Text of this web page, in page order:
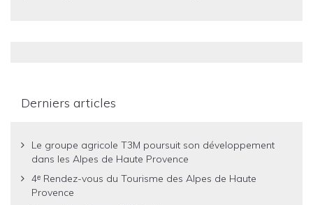
Derniers articles
Le groupe agricole T3M poursuit son développement
dans les Alpes de Haute Provence
4ᵉ Rendez-vous du Tourisme des Alpes de Haute
Provence